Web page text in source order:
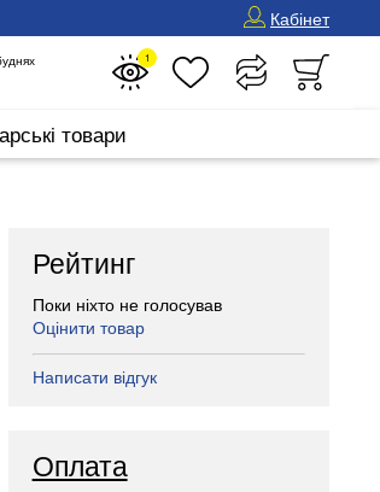
Кабінет
1
товари
Рейтинг
Поки ніхто не голосував
Оцінити товар
Написати відгук
Оплата